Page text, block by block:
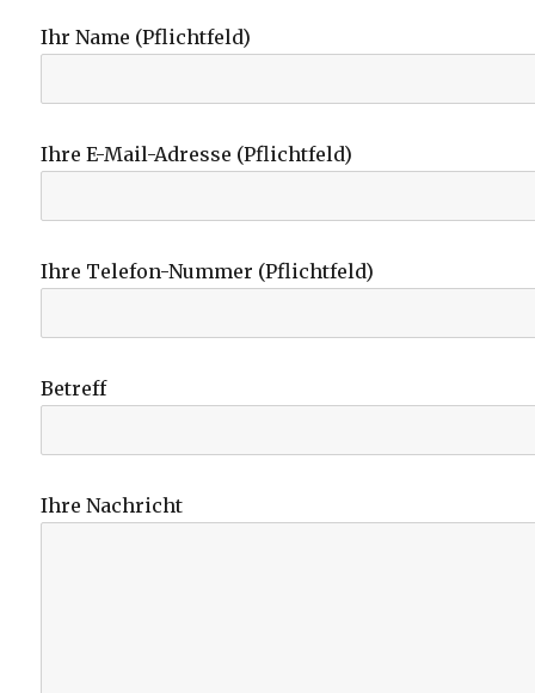
Ihr Name (Pflichtfeld)
Ihre E-Mail-Adresse (Pflichtfeld)
Ihre Telefon-Nummer (Pflichtfeld)
Betreff
Ihre Nachricht